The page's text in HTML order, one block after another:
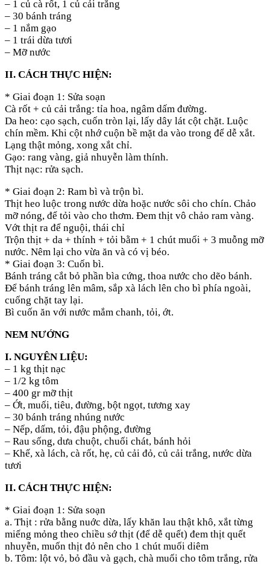
– 1 củ cà rốt, 1 củ cải trắng
– 30 bánh tráng
– 1 nắm gạo
– 1 trái dừa tươi
– Mỡ nước
II. CÁCH THỰC HIỆN:
* Giai đoạn 1: Sửa soạn
Cà rốt + củ cải trắng: tỉa hoa, ngâm dấm đường.
Da heo: cạo sạch, cuốn tròn lại, lấy dây lát cột chặt. Luộc
chín mềm. Khi cột nhớ cuộn bề mặt da vào trong để dễ xắt.
Lạng thật mỏng, xong xắt chỉ.
Gạo: rang vàng, giả nhuyễn làm thính.
Thịt nạc: rửa sạch.
* Giai đoạn 2: Ram bì và trộn bì.
Thịt heo luộc trong nước dừa hoặc nước sôi cho chín. Chảo
mỡ nóng, để tỏi vào cho thơm. Đem thịt vô chảo ram vàng.
Vớt thịt ra để nguội, thái chỉ
Trộn thịt + da + thính + tỏi bằm + 1 chút muối + 3 muỗng mỡ
nước. Nêm lại cho vừa ăn và có vị béo.
* Giai đoạn 3: Cuốn bì.
Bánh tráng cắt bỏ phần bìa cứng, thoa nước cho dẽo bánh.
Để bánh tráng lên mâm, sắp xà lách lên cho bì phía ngoài,
cuống chặt tay lại.
Bì cuốn ăn với nước mắm chanh, tỏi, ớt.
NEM NƯỚNG
I. NGUYÊN LIỆU:
– 1 kg thịt nạc
– 1/2 kg tôm
– 400 gr mỡ thịt
– Ớt, muối, tiêu, đường, bột ngọt, tương xay
– 30 bánh tráng nhúng nước
– Nếp, dấm, tỏi, đậu phộng, đường
– Rau sống, dưa chuột, chuối chát, bánh hỏi
– Khế, xà lách, cà rốt, hẹ, củ cải đỏ, củ cải trắng, nước dừa
tươi
II. CÁCH THỰC HIỆN:
* Giai đoạn 1: Sửa soạn
a. Thịt : rửa bằng nuớc dừa, lấy khăn lau thật khô, xắt từng
miếng mỏng theo chiều sớ thịt (để dễ quết) đem thịt quết
nhuyễn, muốn thịt đỏ nên cho 1 chút muối diêm
b. Tôm: lột vỏ, bỏ đầu và gạch, chà muối cho tôm trắng, rửa